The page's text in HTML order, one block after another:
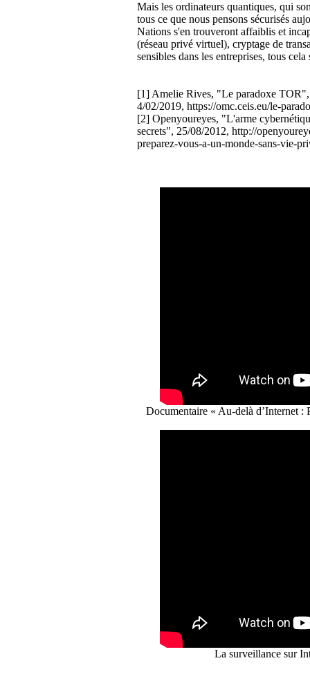
Mais les ordinateurs quantiques, qui
tous ce que nous pensons sécurisés
Nations s'en trouveront affaiblis et
(réseau privé virtuel), cryptage de
sensibles dans les entreprises, tous
[1] Amelie Rives, "Le paradoxe
4/02/2019, https://omc.ceis.eu/le-
[2] Openyoureyes, "L'arme
secrets", 25/08/2012, http://
preparez-vous-a-un-monde-sans-vie-
Documentaire « Au-delà d’Internet
La surveillance sur